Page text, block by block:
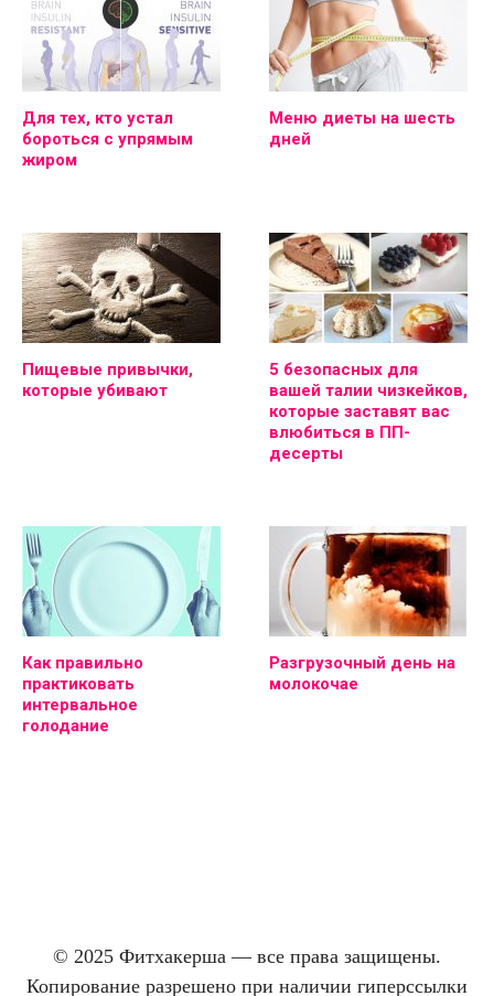
Для тех, кто устал
бороться с упрямым
жиром
Меню диеты на шесть
дней
Пищевые привычки,
которые убивают
5 безопасных для
вашей талии чизкейков,
которые заставят вас
влюбиться в ПП-
десерты
Как правильно
практиковать
интервальное
голодание
Разгрузочный день на
молокочае
© 2025 Фитхакерша — все права защищены.
Копирование разрешено при наличии гиперссылки